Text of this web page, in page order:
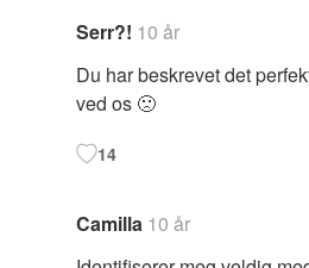
Serr?! 10 år
Du har beskrevet det
ved os 🙁
14
Camilla 10 år